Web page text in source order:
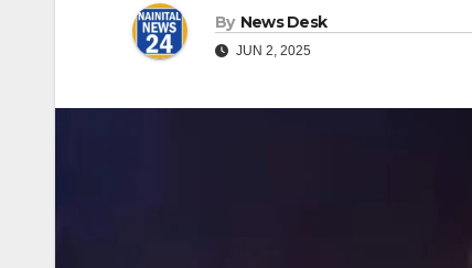
By News Desk
JUN 2, 2025